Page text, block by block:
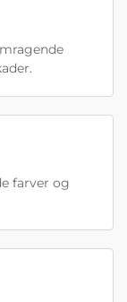
farver og